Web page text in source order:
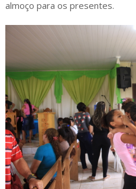
almoço para os presentes.